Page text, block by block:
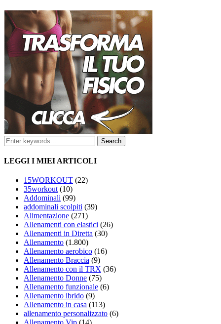
LEGGI I MIEI ARTICOLI
15WORKOUT (22)
35workout (10)
Addominali (99)
addominali scolpiti (39)
Alimentazione (271)
Allenamenti con elastici (26)
Allenamenti in Diretta (30)
Allenamento (1.800)
Allenamento aerobico (16)
Allenamento Braccia (9)
Allenamento con il TRX (36)
Allenamento Donne (75)
Allenamento funzionale (6)
Allenamento ibrido (9)
Allenamento in casa (113)
allenamento personalizzato (6)
Allenamento Vip (14)